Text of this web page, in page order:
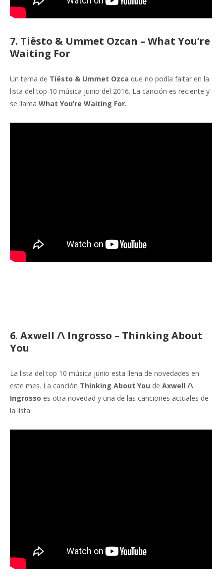
7. Tiësto & Ummet Ozcan – What You’re
Waiting For
Un tema de Tiësto & Ummet Ozca que no podía faltar en la
lista del top 10 música junio del 2016. La canción es reciente y
se llama What You’re Waiting For.
6. Axwell /\ Ingrosso – Thinking About
You
La lista del top 10 música junio esta llena de novedades en
este mes. La canción Thinking About You de Axwell /\
Ingrosso es otra novedad y una de las canciones actuales de
la lista.